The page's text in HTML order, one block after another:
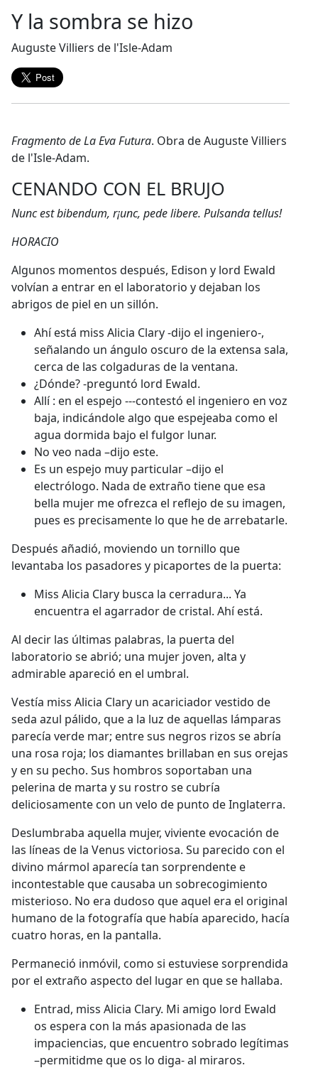
Y la sombra se hizo
Auguste Villiers de l'Isle-Adam
Fragmento de La Eva Futura. Obra de Auguste Villiers
de l'Isle-Adam.
CENANDO CON EL BRUJO
Nunc est bibendum, r¡unc, pede libere. Pulsanda tellus!
HORACIO
Algunos momentos después, Edison y lord Ewald
volvían a entrar en el laboratorio y dejaban los
abrigos de piel en un sillón.
Ahí está miss Alicia Clary -dijo el ingeniero-,
señalando un ángulo oscuro de la extensa sala,
cerca de las colgaduras de la ventana.
¿Dónde? -preguntó lord Ewald.
Allí : en el espejo ---contestó el ingeniero en voz
baja, indicándole algo que espejeaba como el
agua dormida bajo el fulgor lunar.
No veo nada –dijo este.
Es un espejo muy particular –dijo el
electrólogo. Nada de extraño tiene que esa
bella mujer me ofrezca el reflejo de su imagen,
pues es precisamente lo que he de arrebatarle.
Después añadió, moviendo un tornillo que
levantaba los pasadores y picaportes de la puerta:
Miss Alicia Clary busca la cerradura... Ya
encuentra el agarrador de cristal. Ahí está.
Al decir las últimas palabras, la puerta del
laboratorio se abrió; una mujer joven, alta y
admirable apareció en el umbral.
Vestía miss Alicia Clary un acariciador vestido de
seda azul pálido, que a la luz de aquellas lámparas
parecía verde mar; entre sus negros rizos se abría
una rosa roja; los diamantes brillaban en sus orejas
y en su pecho. Sus hombros soportaban una
pelerina de marta y su rostro se cubría
deliciosamente con un velo de punto de Inglaterra.
Deslumbraba aquella mujer, viviente evocación de
las líneas de la Venus victoriosa. Su parecido con el
divino mármol aparecía tan sorprendente e
incontestable que causaba un sobrecogimiento
misterioso. No era dudoso que aquel era el original
humano de la fotografía que había aparecido, hacía
cuatro horas, en la pantalla.
Permaneció inmóvil, como si estuviese sorprendida
por el extraño aspecto del lugar en que se hallaba.
Entrad, miss Alicia Clary. Mi amigo lord Ewald
os espera con la más apasionada de las
impaciencias, que encuentro sobrado legítimas
–permitidme que os lo diga- al miraros.